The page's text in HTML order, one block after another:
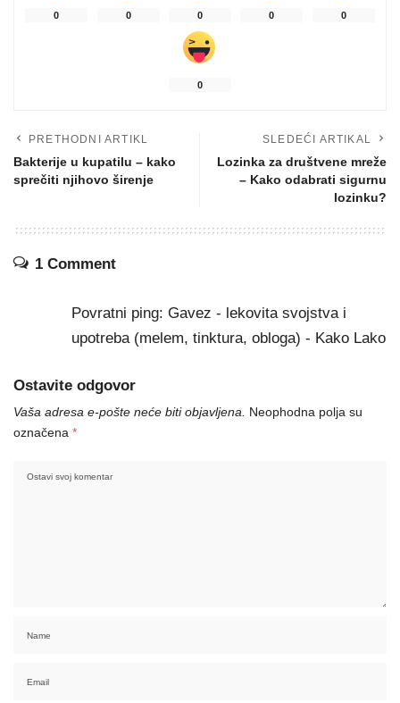
0 0 0 0 0
0
PRETHODNI ARTIKL
Bakterije u kupatilu – kako
sprečiti njihovo širenje
SLEDEĆI ARTIKAL
Lozinka za društvene mreže
– Kako odabrati sigurnu
lozinku?
1 Comment
Povratni ping: Gavez - lekovita svojstva i
upotreba (melem, tinktura, obloga) - Kako Lako
Ostavite odgovor
Vaša adresa e-pošte neće biti objavljena.
Neophodna polja su
označena *